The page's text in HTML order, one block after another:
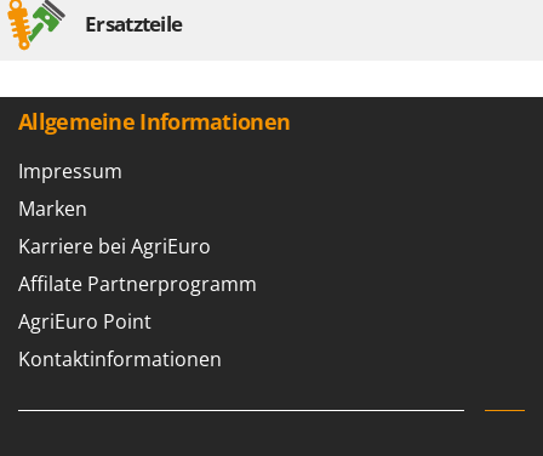
Ersatzteile
Allgemeine Informationen
Impressum
Marken
Karriere bei AgriEuro
Affilate Partnerprogramm
AgriEuro Point
Kontaktinformationen